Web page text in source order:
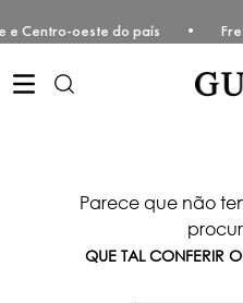
e Centro-oeste do país •
Parece que não
QUE TAL CONFERIR